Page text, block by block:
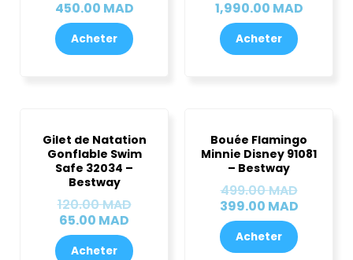
450.00 MAD
Acheter
1,990.00 MAD
Acheter
Gilet de Natation
Gonflable Swim
Safe 32034 –
Bestway
120.00MAD
prix
initial
était :
65.00 MAD
prix
actuel
est :
Acheter
Bouée Flamingo
Minnie Disney 91081
– Bestway
499.00MAD
initial
était :
399.00 MAD
actuel
est :
Acheter